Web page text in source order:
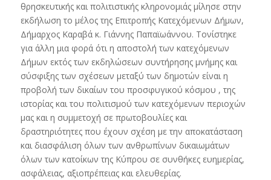
θρησκευτικής και πολιτιστικής κληρονομιάς μίλησε στην
εκδήλωση το μέλος της Επιτροπής Κατεχόμενων Δήμων,
Δήμαρχος Καραβά κ. Γιάννης Παπαϊωάννου. Τονίστηκε
για άλλη μια φορά ότι η αποστολή των κατεχόμενων
Δήμων εκτός των εκδηλώσεων συντήρησης μνήμης και
σύσφιξης των σχέσεων μεταξύ των δημοτών είναι η
προβολή των δικαίων του προσφυγικού κόσμου , της
ιστορίας και του πολιτισμού των κατεχόμενων περιοχών
μας και η συμμετοχή σε πρωτοβουλίες και
δραστηριότητες που έχουν σχέση με την αποκατάσταση
και διασφάλιση όλων των ανθρωπίνων δικαιωμάτων
όλων των κατοίκων της Κύπρου σε συνθήκες ευημερίας,
ασφάλειας, αξιοπρέπειας και ελευθερίας.